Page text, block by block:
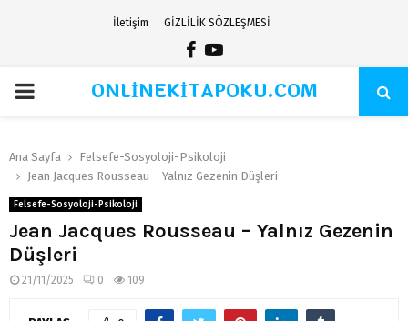
İletişim GİZLİLİK SÖZLEŞMESİ
Facebook
Youtube
PRIMARYONLİNEKİTAPOKU.COM
Ana Sayfa
Felsefe-Sosyoloji-Psikoloji
Jean Jacques Rousseau – Yalnız Gezenin Düşleri
Felsefe-Sosyoloji-Psikoloji
Jean Jacques Rousseau – Yalnız Gezenin
Düşleri
21/11/2025 0 109